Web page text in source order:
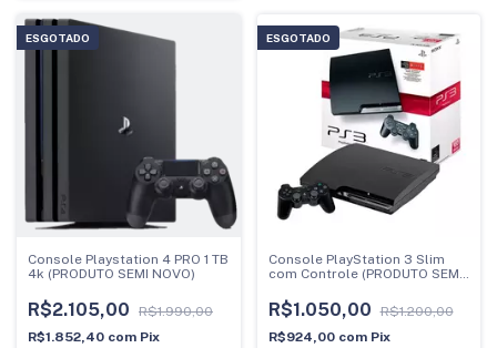
ESGOTADO
Console Playstation 4 PRO 1 TB
4k (PRODUTO SEMI NOVO)
R$2.105,00
R$1.990,00
R$1.852,40 com Pix
ESGOTADO
Console PlayStation 3 Slim
com Controle (PRODUTO SEMI
R$1.050,00
R$1.200,00
R$924,00 com Pix